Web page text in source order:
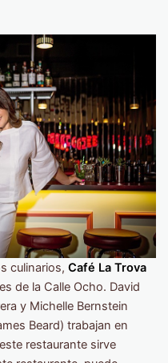
culinarios, Café La Trova
de la Calle Ocho. David
y Michelle Bernstein
Beard) trabajan en
restaurante sirve